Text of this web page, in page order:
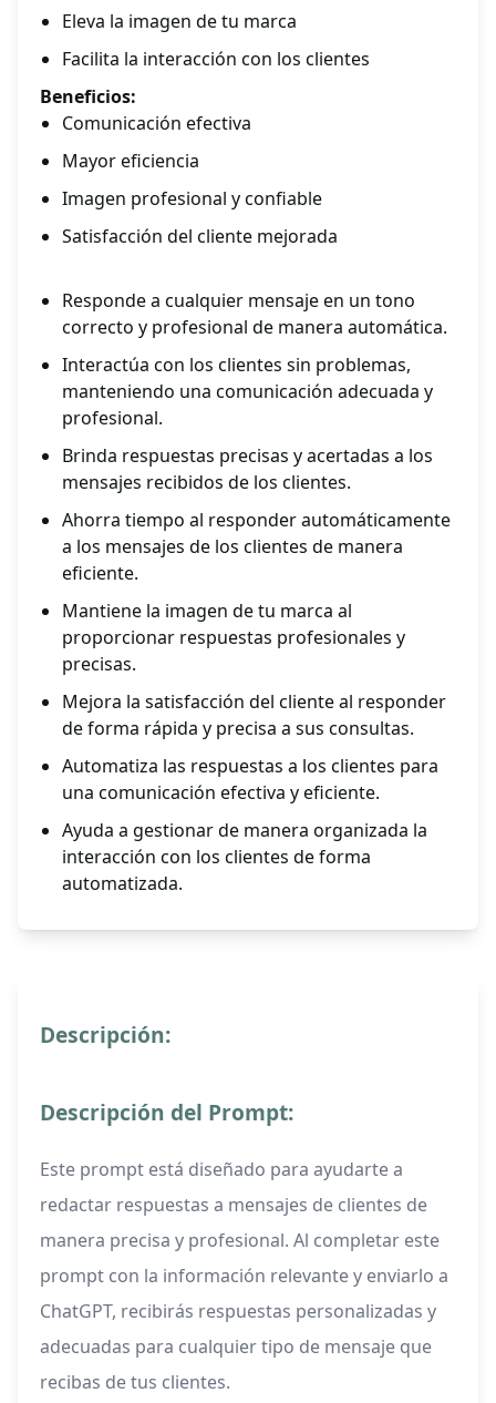
Eleva la imagen de tu marca
Facilita la interacción con los clientes
Beneficios:
Comunicación efectiva
Mayor eficiencia
Imagen profesional y confiable
Satisfacción del cliente mejorada
Responde a cualquier mensaje en un tono
correcto y profesional de manera automática.
Interactúa con los clientes sin problemas,
manteniendo una comunicación adecuada y
profesional.
Brinda respuestas precisas y acertadas a los
mensajes recibidos de los clientes.
Ahorra tiempo al responder automáticamente
a los mensajes de los clientes de manera
eficiente.
Mantiene la imagen de tu marca al
proporcionar respuestas profesionales y
precisas.
Mejora la satisfacción del cliente al responder
de forma rápida y precisa a sus consultas.
Automatiza las respuestas a los clientes para
una comunicación efectiva y eficiente.
Ayuda a gestionar de manera organizada la
interacción con los clientes de forma
automatizada.
Descripción:
Descripción del Prompt:
Este prompt está diseñado para ayudarte a
redactar respuestas a mensajes de clientes de
manera precisa y profesional. Al completar este
prompt con la información relevante y enviarlo a
ChatGPT, recibirás respuestas personalizadas y
adecuadas para cualquier tipo de mensaje que
recibas de tus clientes.